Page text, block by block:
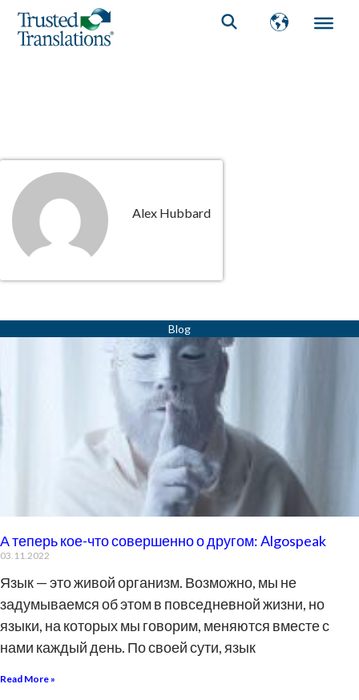
Alex Hubbard
А теперь кое-что совершенно о другом: Algospeak
03.11.2022
Язык — это живой организм. Возможно, мы не
задумываемся об этом в повседневной жизни, но
языки, на которых мы говорим, меняются вместе с
нами каждый день. По своей сути, язык
Read More »